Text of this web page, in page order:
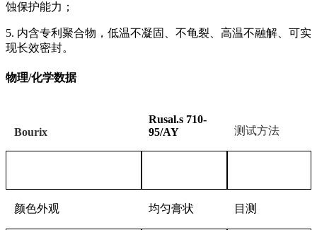
蚀保护能力；
5. 内含专利聚合物，低温不凝固、不龟裂、高温不融解、可实
现长效密封。
物理/化学数据
Bourix
Rusal.s 710-
95/AY
测试方法
颜色外观 均匀膏状 目测